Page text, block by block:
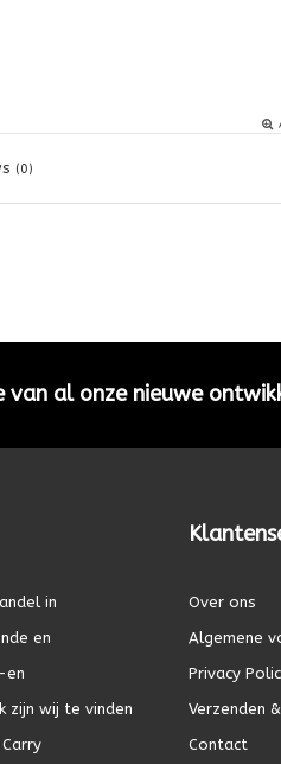
(0)
al onze nieuwe
in
en
en
zijn wij te vinden
Over ons
Algemene
Privacy
Verzenden
Contact